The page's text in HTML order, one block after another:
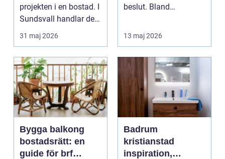
projekten i en bostad. I
Sundsvall handlar det
ofta om att ko...
31 maj 2026
beslut. Bland
och sjö...
13 maj 2026
Bygga balkong
bostadsrätt: en
guide för brf
Badrum
kristianstad
inspiration,